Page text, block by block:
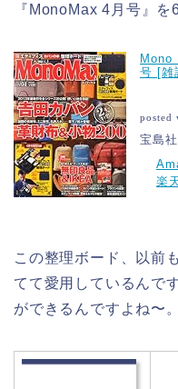
『MonoMax 4月号』
Mono
号 [雑
posted
宝島
楽
この整理ボード、以前
てて愛用しているんで
ができるんですよね〜。